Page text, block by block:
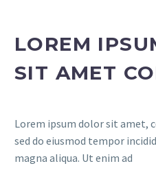
LOREM
SIT AMET
Lorem ipsum dolor sit amet,
sed do eiusmod tempor
magna aliqua. Ut enim ad